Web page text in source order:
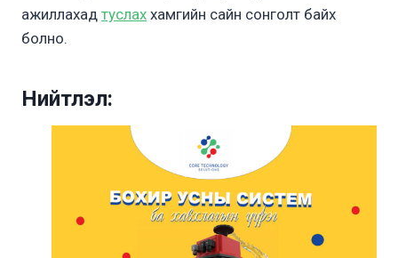
ажиллахад туслах хамгийн сайн сонголт байх
болно.
Нийтлэл: